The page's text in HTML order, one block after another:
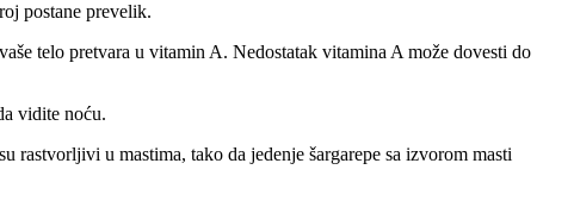
postane prevelik.
telo pretvara u vitamin A. Nedostatak vitamina A može dovesti do
vidite noću.
rastvorljivi u mastima, tako da jedenje šargarepe sa izvorom masti